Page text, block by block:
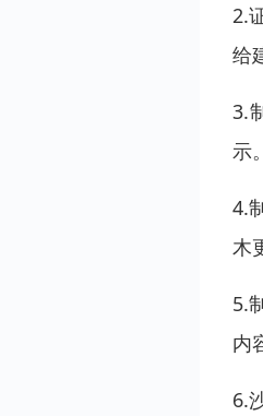
2.
给
3.
示
4.
木
5.
内
6.